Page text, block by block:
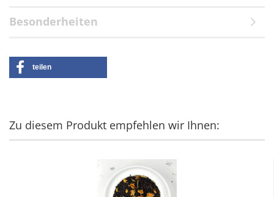
Besonderheiten
teilen
Zu diesem Produkt empfehlen wir Ihnen: